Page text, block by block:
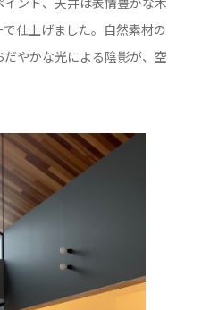
仕上げました。自然素材の
やかな光による陰影が、空